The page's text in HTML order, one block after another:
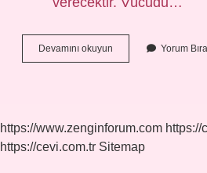
Devamını okuyun
Nerede
Yorum
https://www.zenginforum.com https://
https://cevi.com.tr Sitemap